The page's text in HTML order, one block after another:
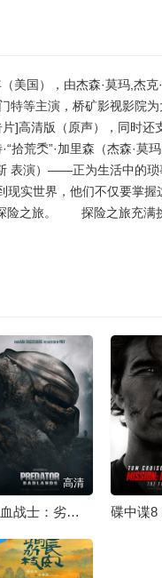
美国），由杰森·莫玛,杰
特等主演，桥矿影视影院
]高清版（原声），同时还
荒秂”·加里森（杰森·莫
表演）——正为生活中的
实世界，他们不仅要掌
险之旅。 探险之旅充满
高清
铁血战士：劣地[预告片]